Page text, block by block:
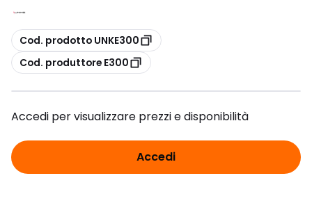
copia
Cod. prodotto UNKE300
copia
Cod. produttore E300
Accedi per visualizzare prezzi e disponibilità
Accedi